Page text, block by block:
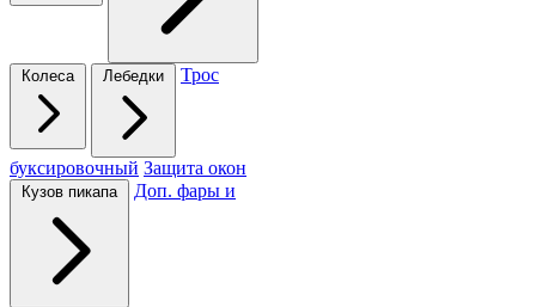
Колеса Лебедки Трос
буксировочный Защита окон
Кузов пикапа Доп. фары и